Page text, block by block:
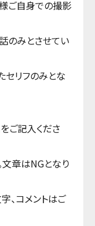
ご自身での撮影
のみとさせてい
リフのみとな
ご記入くださ
章はNGとなり
、コメントはご